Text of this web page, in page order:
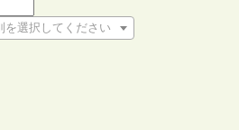
を選択してください
ください